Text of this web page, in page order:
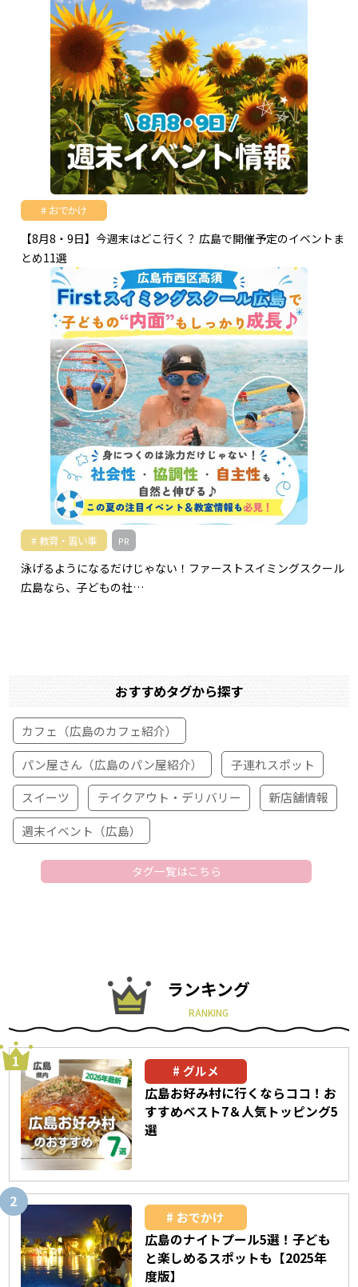
おでかけ
【8月8・9日】今週末はどこ行く？ 広島で開催予定のイベントま
とめ11選
教育・習い事 PR
泳げるようになるだけじゃない！ファーストスイミングスクール
広島なら、子どもの社…
おすすめタグから探す
カフェ（広島のカフェ紹介）
パン屋さん（広島のパン屋紹介）
子連れスポット
スイーツ
テイクアウト・デリバリー
新店舗情報
週末イベント（広島）
タグ一覧はこちら
ランキング
RANKING
グルメ
広島お好み村に行くならココ！お
すすめベスト7＆人気トッピング5
選
おでかけ
広島のナイトプール5選！子ども
と楽しめるスポットも【2025年
度版】